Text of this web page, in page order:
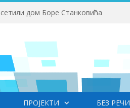
дом Боре Станковића
ПРОЈЕКТИ БЕЗ РЕЧИ